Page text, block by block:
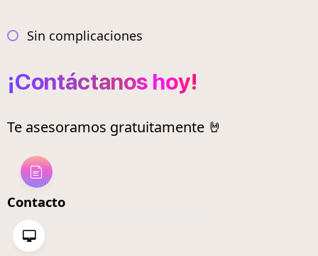
Sin complicaciones
¡Contáctanos hoy!
Te asesoramos gratuitamente 🤘
Contacto